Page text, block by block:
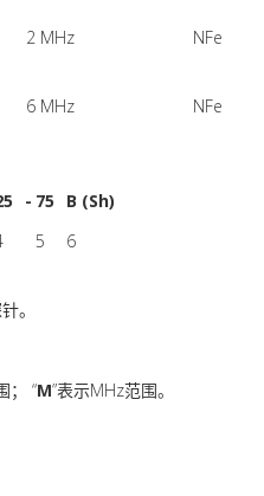
2 MHz NFe
6 MHz NFe
- 75
B (Sh)
5 6
。
； “М”表示MHz范围。